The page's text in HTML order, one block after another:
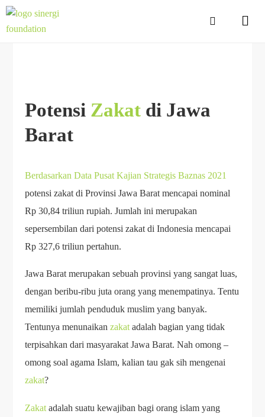
Potensi Zakat di Jawa
Barat
Berdasarkan Data Pusat Kajian Strategis Baznas 2021
potensi zakat di Provinsi Jawa Barat mencapai nominal
Rp 30,84 triliun rupiah. Jumlah ini merupakan
sepersembilan dari potensi zakat di Indonesia mencapai
Rp 327,6 triliun pertahun.
Jawa Barat merupakan sebuah provinsi yang sangat luas,
dengan beribu-ribu juta orang yang menempatinya. Tentu
memiliki jumlah penduduk muslim yang banyak.
Tentunya menunaikanzakatadalah bagian yang tidak
terpisahkan dari masyarakat Jawa Barat. Nah omong –
omong soal agama Islam, kalian tau gak sih mengenai
zakat?
Zakat adalah suatu kewajiban bagi orang islam yang